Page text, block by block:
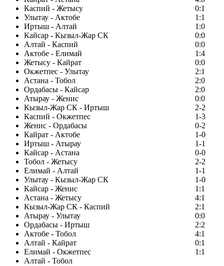
Каспий - Жетысу
0:1
Улытау - Актобе
1:1
Иртыш - Алтай
1:0
Кайсар - Кызыл-Жар СК
0:0
Алтай - Каспий
0:0
Актобе - Елимай
1:4
Жетысу - Кайрат
0:0
Окжетпес - Улытау
2:1
Астана - Тобол
2:0
Ордабасы - Кайсар
2:0
Атырау - Женис
0:0
Кызыл-Жар СК - Иртыш
2-2
Каспий - Окжетпес
1-3
Женис - Ордабасы
0-2
Кайрат - Актобе
1-0
Иртыш - Атырау
1-1
Кайсар - Астана
0-0
Тобол - Жетысу
2-2
Елимай - Алтай
1-1
Улытау - Кызыл-Жар СК
1-0
Кайсар - Женис
1:1
Астана - Жетысу
4:1
Кызыл-Жар СК - Каспий
2:1
Атырау - Улытау
0:0
Ордабасы - Иртыш
2:2
Актобе - Тобол
4:1
Алтай - Кайрат
0:1
Елимай - Окжетпес
1:1
Алтай - Тобол